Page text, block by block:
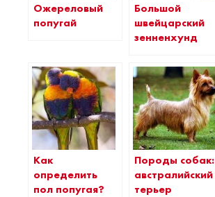
Ожереловый
попугай
Большой
швейцарский
зенненхунд
Как
определить
пол попугая?
Породы собак:
австралийский
терьер